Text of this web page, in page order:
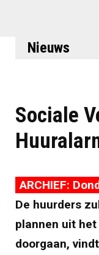
Nieuws
Sociale
ARCHIEF:
De huurders
plannen uit het
doorgaan,